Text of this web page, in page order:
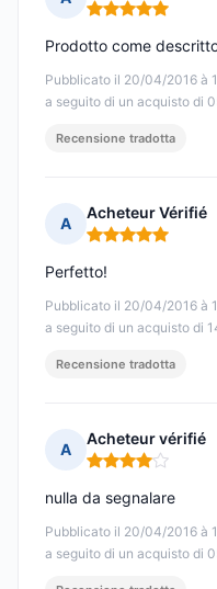
Nota: 5 su 5
Pubblicato il 20/04/2016 à
a seguito di un acquisto di
Prodotto come
Recensione tradotta
A
Acheteur Vérifié
Nota: 5 su 5
Pubblicato il 20/04/2016 à
a seguito di un acquisto di
Perfetto!
Recensione tradotta
A
Acheteur vérifié
Nota: 4 su 5
Pubblicato il 20/04/2016 à
a seguito di un acquisto di
nulla da segnalare